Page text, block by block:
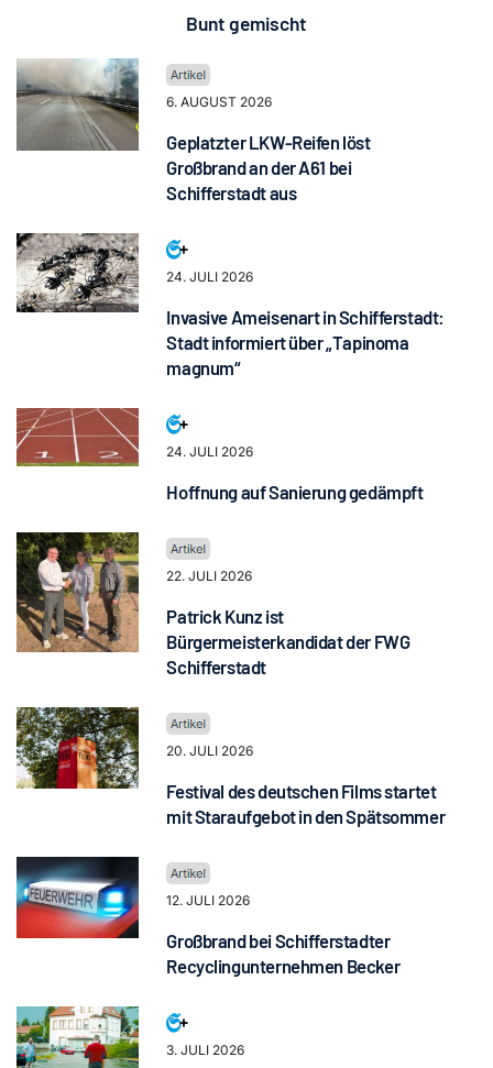
Bunt gemischt
6. AUGUST 2026
Geplatzter LKW-Reifen löst
Großbrand an der A61 bei
Schifferstadt aus
24. JULI 2026
Invasive Ameisenart in Schifferstadt:
Stadt informiert über „Tapinoma
magnum“
24. JULI 2026
Hoffnung auf Sanierung gedämpft
22. JULI 2026
Patrick Kunz ist
Bürgermeisterkandidat der FWG
Schifferstadt
20. JULI 2026
Festival des deutschen Films startet
mit Staraufgebot in den Spätsommer
12. JULI 2026
Großbrand bei Schifferstadter
Recyclingunternehmen Becker
3. JULI 2026